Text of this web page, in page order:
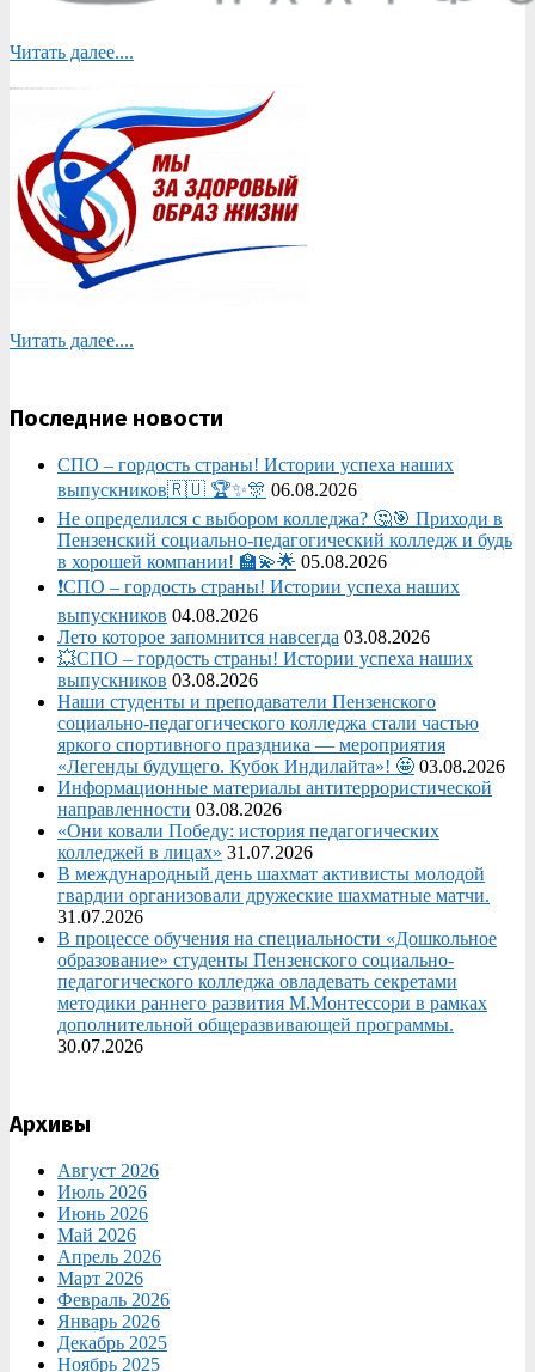
Читать далее....
Читать далее....
Последние новости
СПО – гордость страны! Истории успеха наших
выпускников🇷🇺 🏆✨🎊 06.08.2026
Не определился с выбором колледжа? 🤔🎯 Приходи в
Пензенский социально-педагогический колледж и будь
в хорошей компании! 🏫💫🌟 05.08.2026
❗СПО – гордость страны! Истории успеха наших
выпускников 04.08.2026
Лето которое запомнится навсегда 03.08.2026
💥СПО – гордость страны! Истории успеха наших
выпускников 03.08.2026
Наши студенты и преподаватели Пензенского
социально‑педагогического колледжа стали частью
яркого спортивного праздника — мероприятия
«Легенды будущего. Кубок Индилайта»! 🤩 03.08.2026
Информационные материалы антитеррористической
направленности 03.08.2026
«Они ковали Победу: история педагогических
колледжей в лицах» 31.07.2026
В международный день шахмат активисты молодой
гвардии организовали дружеские шахматные матчи.
31.07.2026
В процессе обучения на специальности «Дошкольное
образование» студенты Пензенского социально-
педагогического колледжа овладевать секретами
методики раннего развития М.Монтессори в рамках
дополнительной общеразвивающей программы.
30.07.2026
Архивы
Август 2026
Июль 2026
Июнь 2026
Май 2026
Апрель 2026
Март 2026
Февраль 2026
Январь 2026
Декабрь 2025
Ноябрь 2025